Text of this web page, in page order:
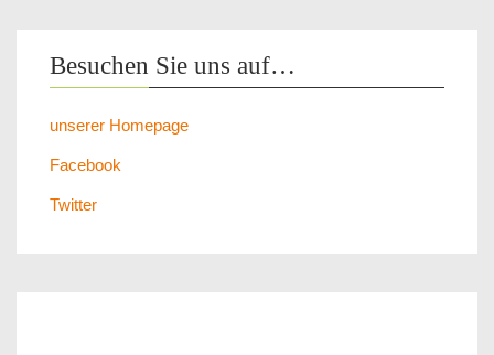
Besuchen Sie uns auf…
unserer Homepage
Facebook
Twitter